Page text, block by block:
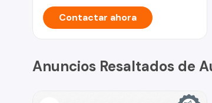
Contactar ahora
Anuncios Resaltados de